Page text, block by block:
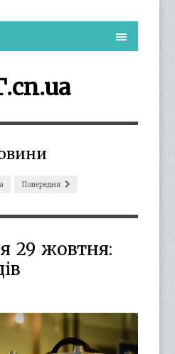
Попередня
29 жовтня: